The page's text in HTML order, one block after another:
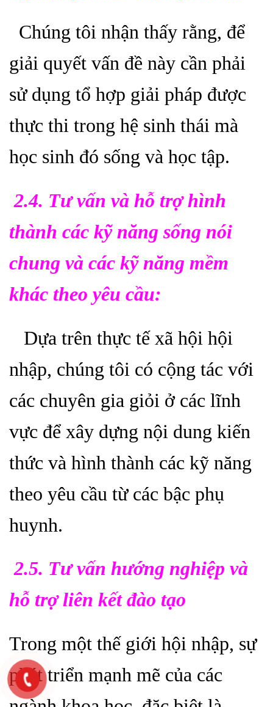
Chúng tôi nhận thấy rằng, để
giải quyết vấn đề này cần phải
sử dụng tổ hợp giải pháp được
thực thi trong hệ sinh thái mà
học sinh đó sống và học tập.
2.4. Tư vấn và hỗ trợ hình
thành các kỹ năng sống nói
chung và các kỹ năng mềm
khác theo yêu cầu:
Dựa trên thực tế xã hội hội
nhập, chúng tôi có cộng tác với
các chuyên gia giỏi ở các lĩnh
vực để xây dựng nội dung kiến
thức và hình thành các kỹ năng
theo yêu cầu từ các bậc phụ
huynh.
2.5. Tư vấn hướng nghiệp và
hỗ trợ liên kết đào tạo
Trong một thế giới hội nhập, sự
phát triển mạnh mẽ của các